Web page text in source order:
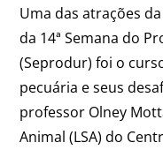
Uma das atrações
da 14ª Semana do
(Seprodur) foi o
pecuária e seus
professor Olney
Animal (LSA) do